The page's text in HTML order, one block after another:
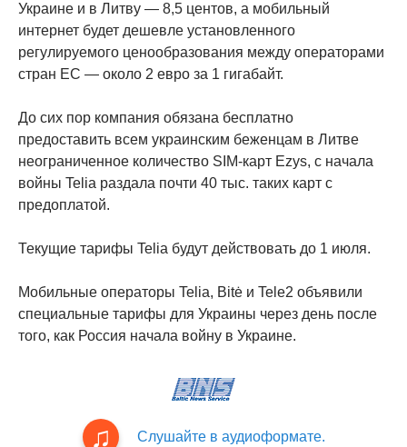
Украине и в Литву — 8,5 центов, а мобильный
интернет будет дешевле установленного
регулируемого ценообразования между операторами
стран ЕС — около 2 евро за 1 гигабайт.
До сих пор компания обязана бесплатно
предоставить всем украинским беженцам в Литве
неограниченное количество SIM-карт Ezys, с начала
войны Telia раздала почти 40 тыс. таких карт с
предоплатой.
Текущие тарифы Telia будут действовать до 1 июля.
Мобильные операторы Telia, Bitė и Tele2 объявили
специальные тарифы для Украины через день после
того, как Россия начала войну в Украине.
Слушайте в аудиоформате.